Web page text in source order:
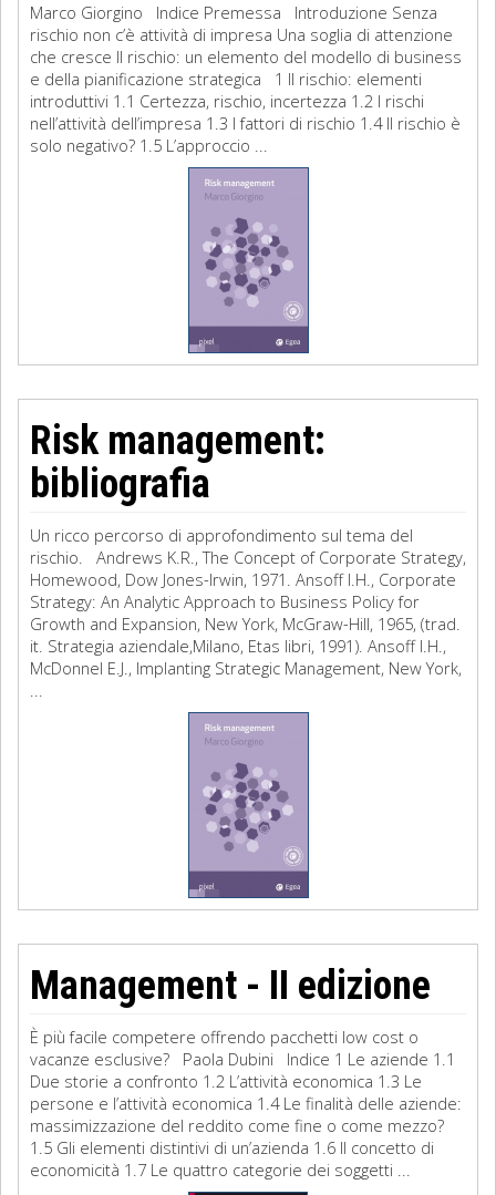
Marco Giorgino Indice Premessa Introduzione Senza
rischio non c’è attività di impresa Una soglia di attenzione
che cresce Il rischio: un elemento del modello di business
e della pianificazione strategica 1 Il rischio: elementi
introduttivi 1.1 Certezza, rischio, incertezza 1.2 I rischi
nell’attività dell’impresa 1.3 I fattori di rischio 1.4 Il rischio è
solo negativo? 1.5 L’approccio ...
Risk management:
bibliografia
Un ricco percorso di approfondimento sul tema del
rischio. Andrews K.R., The Concept of Corporate Strategy,
Homewood, Dow Jones-Irwin, 1971. Ansoff I.H., Corporate
Strategy: An Analytic Approach to Business Policy for
Growth and Expansion, New York, McGraw-Hill, 1965, (trad.
it. Strategia aziendale,Milano, Etas libri, 1991). Ansoff I.H.,
McDonnel E.J., Implanting Strategic Management, New York,
...
Management - II edizione
È più facile competere offrendo pacchetti low cost o
vacanze esclusive? Paola Dubini Indice 1 Le aziende 1.1
Due storie a confronto 1.2 L’attività economica 1.3 Le
persone e l’attività economica 1.4 Le finalità delle aziende:
massimizzazione del reddito come fine o come mezzo?
1.5 Gli elementi distintivi di un’azienda 1.6 Il concetto di
economicità 1.7 Le quattro categorie dei soggetti ...